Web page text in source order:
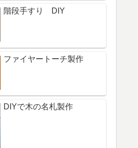
階段手すり DIY
ファイヤートーチ製作
DIYで木の名札製作